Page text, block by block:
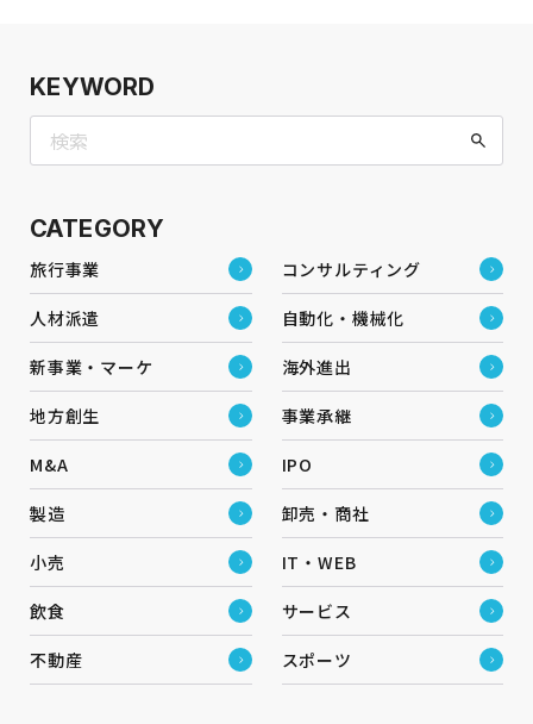
KEYWORD
CATEGORY
旅行事業 コンサルティング
人材派遣 自動化・機械化
新事業・マーケ 海外進出
地方創生 事業承継
M&A IPO
製造 卸売・商社
小売 IT・WEB
飲食 サービス
不動産 スポーツ